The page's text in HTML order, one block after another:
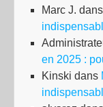
Marc J. dans
en 2025 :
Kinski dans